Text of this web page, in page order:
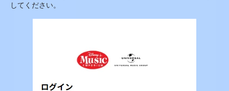
してください。